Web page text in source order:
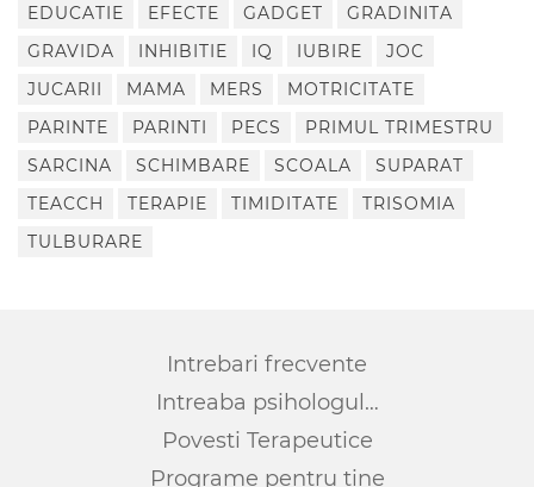
EDUCATIE
EFECTE GADGET
GRADINITA
GRAVIDA
INHIBITIE IQ IUBIRE
JOC
JUCARII
MAMA MERS
MOTRICITATE
PARINTE
PARINTI PECS
PRIMUL TRIMESTRU
SARCINA
SCHIMBARE SCOALA
SUPARAT
TEACCH
TERAPIE TIMIDITATE
TRISOMIA
TULBURARE
Intrebari frecvente
Intreaba psihologul…
Povesti Terapeutice
Programe pentru tine